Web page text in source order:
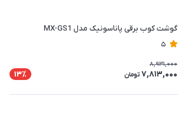
گوشت کوب برقی پاناسونیک مدل MX-GS1
5
8,931,000
7,813,000 تومان 13٪